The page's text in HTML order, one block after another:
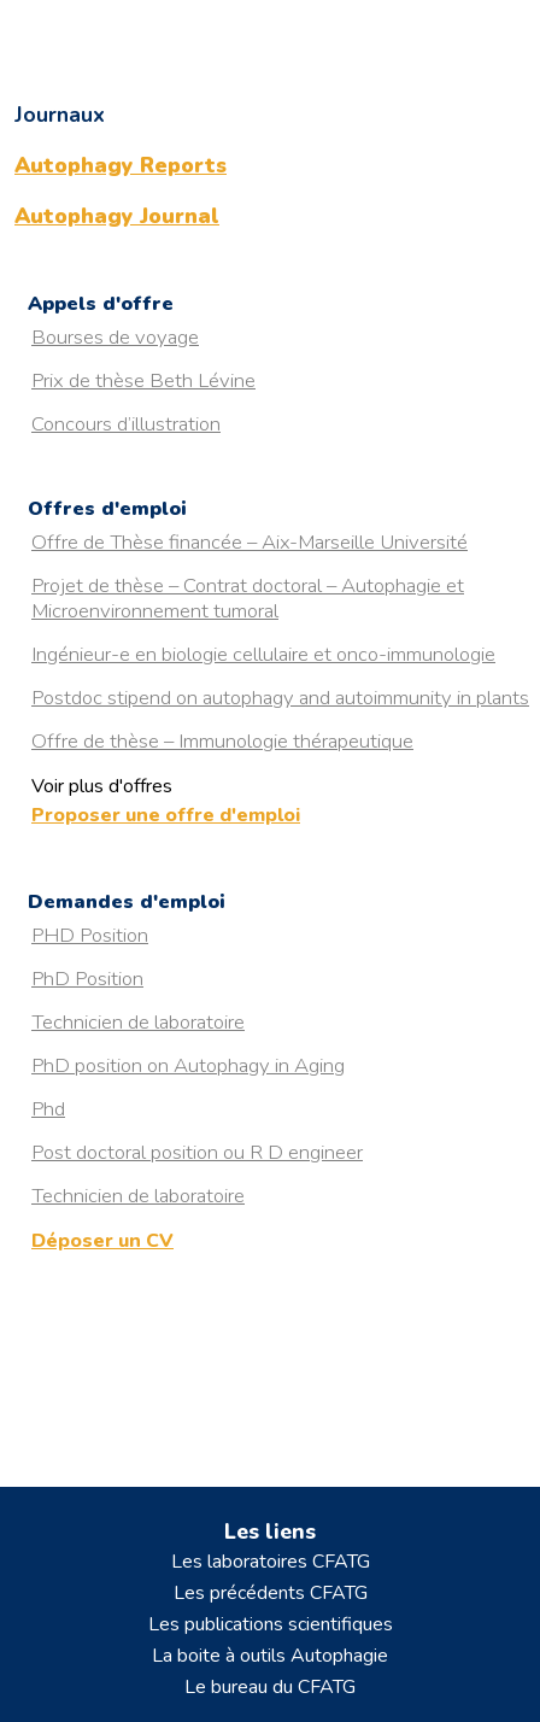
Journaux
Autophagy Reports
Autophagy Journal
Appels d'offre
Bourses de voyage
Prix de thèse Beth Lévine
Concours d’illustration
Offres d'emploi
Offre de Thèse financée – Aix-Marseille Université
Projet de thèse – Contrat doctoral – Autophagie et
Microenvironnement tumoral
Ingénieur-e en biologie cellulaire et onco-immunologie
Postdoc stipend on autophagy and autoimmunity in plants
Offre de thèse – Immunologie thérapeutique
Voir plus d'offres
PhD position on Autophagy in Aging
RESISTANCE A L’HYPOXIE CHEZ LA TRUITE ARC-EN-
CIEL : DECRYPTAGE DU ROLE DE L’AUTOPHAGIE
MEDIEE PAR LES PROTEINES CHAPERONNES
Postdoc in ultrastructural examination of autophagy in
health and neurodegenerative diseases
4 years postdoctoral position in Organelle Quality Control
Proposer une offre d'emploi
Demandes d'emploi
PHD Position
PhD Position
Technicien de laboratoire
PhD position on Autophagy in Aging
Phd
Post doctoral position ou R D engineer
Technicien de laboratoire
Déposer un CV
Les liens
Les laboratoires CFATG
Les précédents CFATG
Les publications scientifiques
La boite à outils Autophagie
Le bureau du CFATG